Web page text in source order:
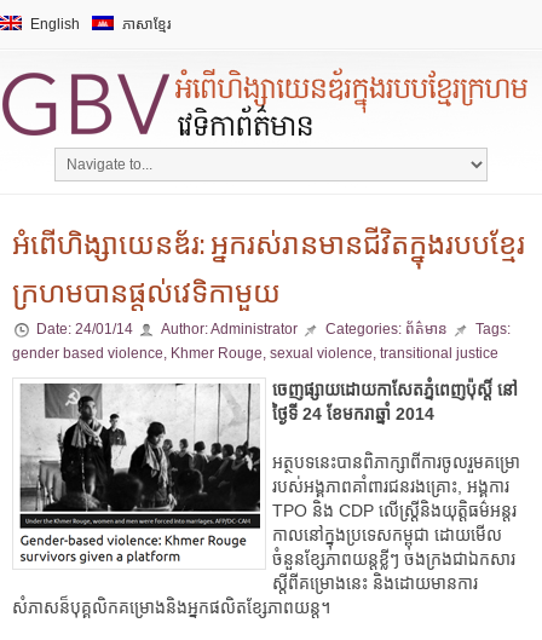
English ភាសាខ្មែរ
អំពើហិង្សាយេនឌ័រ: អ្នករស់រានមានជីវិតក្នុងរបបខ្មែរ
ក្រហមបានផ្តល់វេទិកាមួយ
Date: 24/01/14 Author:Administrator Categories: ព័ត៌មាន
Tags:
gender based violence, Khmer Rouge, sexual violence, transitional justice
ចេញផ្សាយដោយកាសែតភ្នំពេញប៉ុស្តិ៍ នៅ
ថ្ងៃទី 24 ខែមករាឆ្នាំ 2014
អត្ថបទនេះបានពិភាក្សាពីការចូលរួមគម្រោ
របស់អង្គភាពគាំពារជនរងគ្រោះ, អង្គការ
TPO និង CDP លើស្ត្រីនិងយុត្តិធម៌អន្តរ
កាលនៅក្នុងប្រទេសកម្ពុជា ដោយមើល
ចំនួនខ្សែភាពយន្តខ្លីៗ ចងក្រងជាឯកសារ
ស្តីពីគម្រោងនេះ និងដោយមានការ
សំភាសន៏បុគ្គលិកគម្រោងនិងអ្នកផលិតខ្សែភាពយន្ត។